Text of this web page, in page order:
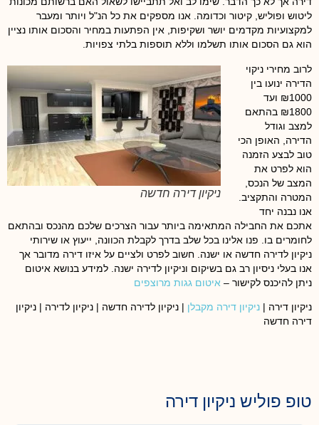
ליטוש ופוליש, קיטור וכדומה. אנו מספקים את כל הנ"ל ויותר ומעבר
למקצועיות מקדמים יושר ושקיפות, אין הפתעות במחיר והסכום אותו נציין
הוא גם הסכום אותו תשלמו וללא תוספות בלתי צפויות.
ניקיון דירה חדשה
לרוב מחירי ניקוי
הדירה ינועו בין
₪1000 ועד
₪1800 בהתאם
למצב וגודל
הדירה, האופן הכי
טוב לבצע הזמנה
הוא לפרט את
המצב של הנכס,
המטרה והתקציב.
אנו נבנה יחד
אתכם את החבילה המתאימה ביותר עבור הצרכים שלכם מהנכס ובהתאם
לחומרים בו. פנו אלינו בכל שלב בדרך לקבלת הכוונה, ייעוץ או שירותי
ניקיון לדירה חדשה או ישנה. חשוב לפרט ולציים על איזו דירה מדובר אך
אנו בעלי ניסיון רב גם בשיקום וניקיון לדירה ישנה. למידע בנושא איטום
ניתן להיכנס לקישור – איטום גגות מרוצפים
ניקיון דירה | ניקיון דירה מקבלן | ניקיון לדירה חדשה | ניקיון לדירה | ניקיון
דירה חדשה
טופ פוליש ניקיון דירה